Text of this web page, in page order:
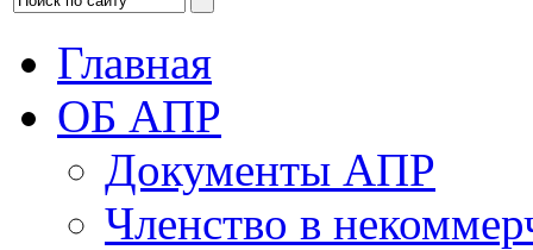
Главная
ОБ АПР
Документы АПР
Членство в